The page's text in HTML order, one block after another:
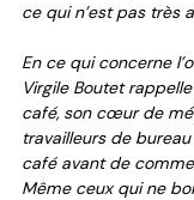
ce qui n’est pas très
En ce qui concerne
Virgile Boutet
café, son cœur de
travailleurs de
café avant de
Même ceux qui ne